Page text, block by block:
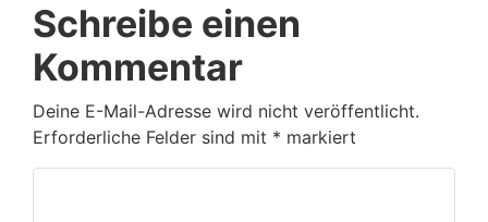
Schreibe einen
Kommentar
Deine E-Mail-Adresse wird nicht veröffentlicht.
Erforderliche Felder sind mit * markiert